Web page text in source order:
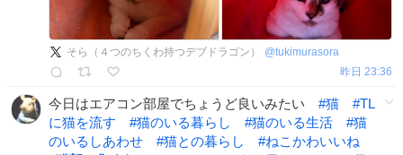
そら（４つのちくわ持つデブドラゴン） @tukimurasora
昨日 23:36
今日はエアコン部屋でちょうど良いみたい #猫 #TL
に猫を流す
#猫のいる暮らし #猫のいる生活 #猫
のいるしあわせ
#猫との暮らし #ねこかわいいね